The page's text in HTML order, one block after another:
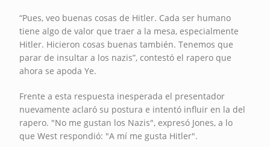
“Pues, veo buenas cosas de Hitler. Cada ser humano
tiene algo de valor que traer a la mesa, especialmente
Hitler. Hicieron cosas buenas también. Tenemos que
parar de insultar a los nazis”, contestó el rapero que
ahora se apoda Ye.
Frente a esta respuesta inesperada el presentador
nuevamente aclaró su postura e intentó influir en la del
rapero. "No me gustan los Nazis", expresó Jones, a lo
que West respondió: "A mí me gusta Hitler".